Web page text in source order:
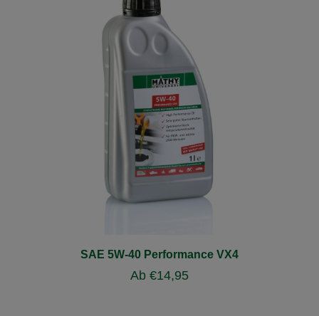
SAE 5W-40 Performance VX4
Ab €14,95